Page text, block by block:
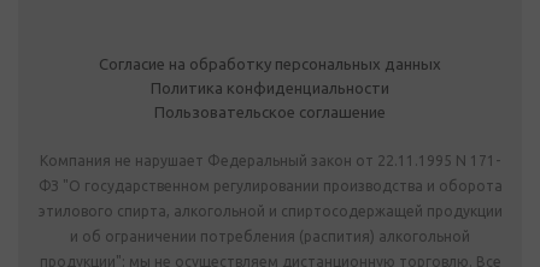
Согласие на обработку персональных данных
Политика конфиденциальности
Пользовательское соглашение
Компания не нарушает Федеральный закон от 22.11.1995 N 171-
ФЗ "О государственном регулировании производства и оборота
этилового спирта, алкогольной и спиртосодержащей продукции
и об ограничении потребления (распития) алкогольной
продукции": мы не осуществляем дистанционную торговлю. Все